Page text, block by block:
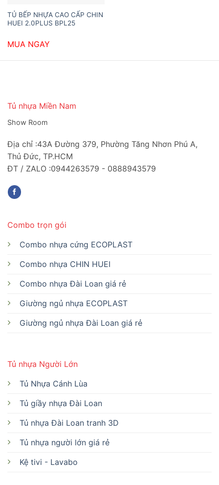
TỦ BẾP NHỰA CAO CẤP CHIN
HUEI 2.0PLUS BPL25
MUA NGAY
Tủ nhựa Miền Nam
Show Room
Địa chỉ :43A Đường 379, Phường Tăng Nhơn Phú A,
Thủ Đức, TP.HCM
ĐT / ZALO :0944263579 - 0888943579
Tủ nhựa Người Lớn
Tủ Nhựa Cánh Lùa
Tủ giầy nhựa Đài Loan
Tủ nhựa Đài Loan tranh 3D
Tủ nhựa người lớn giá rẻ
Kệ tivi - Lavabo
Combo trọn gói
Combo nhựa cứng ECOPLAST
Combo nhựa CHIN HUEI
Combo nhựa Đài Loan giá rẻ
Giường ngủ nhựa ECOPLAST
Giường ngủ nhựa Đài Loan giá rẻ